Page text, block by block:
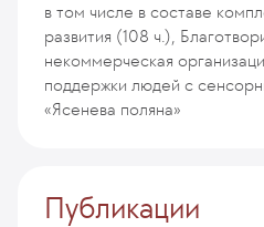
в том числе в составе
развития (108 ч.),
некоммерческая
поддержки людей с
«Ясенева поляна»
Публикации